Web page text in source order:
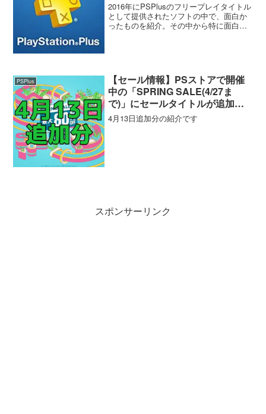
2016年にPSPlusのフリープレイタイトル
として提供されたソフトの中で、面白か
ったものを紹介。その中から特に面白か
PSPlus
【セール情報】PSストアで開催
中の「SPRING SALE(4/27ま
で)」にセールタイトルが追加さ
れました（4月13日追加分）
4月13日追加分の紹介です
スポンサーリンク